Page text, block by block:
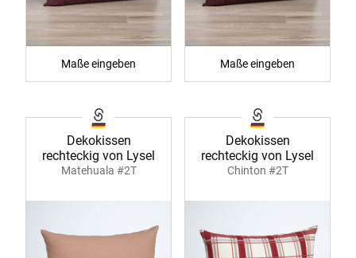
Maße eingeben Maße eingeben
Dekokissen
rechteckig von Lysel
Matehuala #2T
Dekokissen
rechteckig von Lysel
Chinton #2T